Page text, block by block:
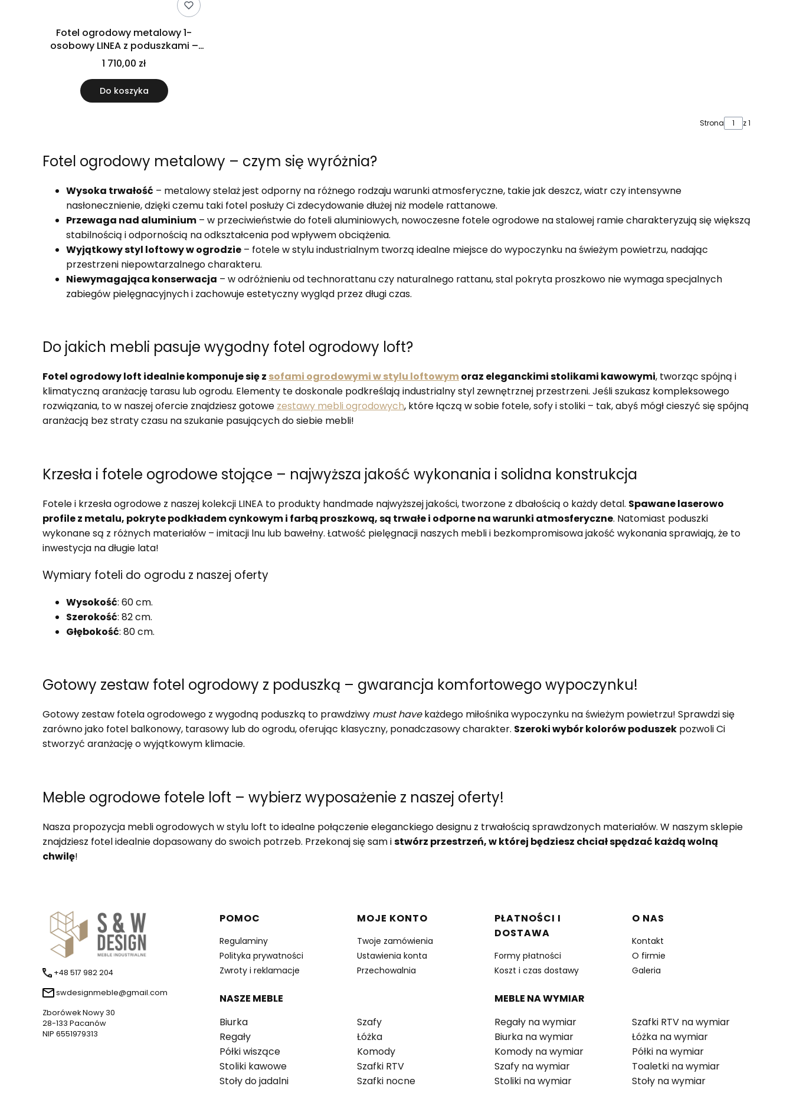
Fotel ogrodowy metalowy 1-
osobowy LINEA z poduszkami –
nowoczesny fotel na taras
1 710,00 zł
Do koszyka
Strona z 1
Fotel ogrodowy metalowy – czym się wyróżnia?
Wysoka trwałość – metalowy stelaż jest odporny na różnego rodzaju warunki atmosferyczne, takie jak deszcz, wiatr czy intensywne
nasłonecznienie, dzięki czemu taki fotel posłuży Ci zdecydowanie dłużej niż modele rattanowe.
Przewaga nad aluminium – w przeciwieństwie do foteli aluminiowych, nowoczesne fotele ogrodowe na stalowej ramie charakteryzują się większą
stabilnością i odpornością na odkształcenia pod wpływem obciążenia.
Wyjątkowy styl loftowy w ogrodzie – fotele w stylu industrialnym tworzą idealne miejsce do wypoczynku na świeżym powietrzu, nadając
przestrzeni niepowtarzalnego charakteru.
Niewymagająca konserwacja – w odróżnieniu od technorattanu czy naturalnego rattanu, stal pokryta proszkowo nie wymaga specjalnych
zabiegów pielęgnacyjnych i zachowuje estetyczny wygląd przez długi czas.
Do jakich mebli pasuje wygodny fotel ogrodowy loft?
Fotel ogrodowy loft idealnie komponuje się z sofami ogrodowymi w stylu loftowymoraz eleganckimi stolikami kawowymi, tworząc spójną i
klimatyczną aranżację tarasu lub ogrodu. Elementy te doskonale podkreślają industrialny styl zewnętrznej przestrzeni. Jeśli szukasz kompleksowego
rozwiązania, to w naszej ofercie znajdziesz gotowe zestawy mebli ogrodowych, które łączą w sobie fotele, sofy i stoliki – tak, abyś mógł cieszyć się spójną
aranżacją bez straty czasu na szukanie pasujących do siebie mebli!
Krzesła i fotele ogrodowe stojące – najwyższa jakość wykonania i solidna konstrukcja
Fotele i krzesła ogrodowe z naszej kolekcji LINEA to produkty handmade najwyższej jakości, tworzone z dbałością o każdy detal. Spawane laserowo
profile z metalu, pokryte podkładem cynkowym i farbą proszkową, są trwałe i odporne na warunki atmosferyczne. Natomiast poduszki
wykonane są z różnych materiałów – imitacji lnu lub bawełny. Łatwość pielęgnacji naszych mebli i bezkompromisowa jakość wykonania sprawiają, że to
inwestycja na długie lata!
Wymiary foteli do ogrodu z naszej oferty
Wysokość: 60 cm.
Szerokość: 82 cm.
Głębokość: 80 cm.
Gotowy zestaw fotel ogrodowy z poduszką – gwarancja komfortowego wypoczynku!
Gotowy zestaw fotela ogrodowego z wygodną poduszką to prawdziwy must havekażdego miłośnika wypoczynku na świeżym powietrzu! Sprawdzi się
zarówno jako fotel balkonowy, tarasowy lub do ogrodu, oferując klasyczny, ponadczasowy charakter. Szeroki wybór kolorów poduszek pozwoli Ci
stworzyć aranżację o wyjątkowym klimacie.
Meble ogrodowe fotele loft – wybierz wyposażenie z naszej oferty!
Nasza propozycja mebli ogrodowych w stylu loft to idealne połączenie eleganckiego designu z trwałością sprawdzonych materiałów. W naszym sklepie
znajdziesz fotel idealnie dopasowany do swoich potrzeb. Przekonaj się sam istwórz przestrzeń, w której będziesz chciał spędzać każdą wolną
chwilę!
+48 517 982 204
swdesignmeble@gmail.com
Zborówek Nowy 30
28-133 Pacanów
NIP 6551979313
Linki w stopce
POMOC
Regulaminy
Polityka prywatności
Zwroty i reklamacje
MOJE KONTO
Twoje zamówienia
Ustawienia konta
Przechowalnia
PŁATNOŚCI I
DOSTAWA
Formy płatności
Koszt i czas dostawy
O NAS
Kontakt
O firmie
Galeria
NASZE MEBLE
MEBLE NA WYMIAR
Biurka
Regały
Półki wiszące
Stoliki kawowe
Stoły do jadalni
Szafy
Łóżka
Komody
Szafki RTV
Szafki nocne
Regały na wymiar
Biurka na wymiar
Komody na wymiar
Szafy na wymiar
Stoliki na wymiar
Szafki RTV na wymiar
Łóżka na wymiar
Półki na wymiar
Toaletki na wymiar
Stoły na wymiar